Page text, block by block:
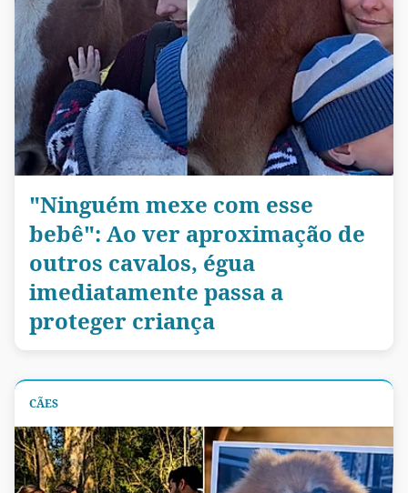
"Ninguém mexe com esse
bebê": Ao ver aproximação de
outros cavalos, égua
imediatamente passa a
proteger criança
CÃES